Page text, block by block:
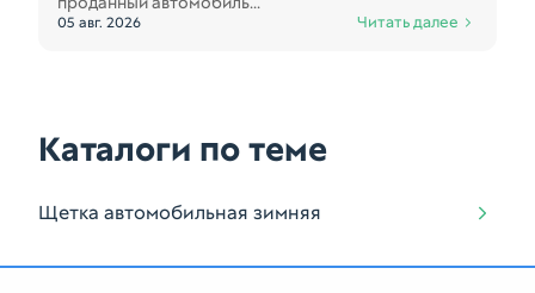
05 авг. 2026 Читать далее
Каталоги по теме
Щетка автомобильная зимняя